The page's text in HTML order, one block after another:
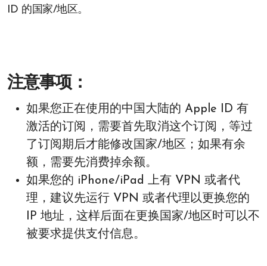
ID 的国家/地区。
注意事项：
如果您正在使用的中国大陆的 Apple ID 有
激活的订阅，需要首先取消这个订阅，等过
了订阅期后才能修改国家/地区；如果有余
额，需要先消费掉余额。
如果您的 iPhone/iPad 上有 VPN 或者代
理，建议先运行 VPN 或者代理以更换您的
IP 地址，这样后面在更换国家/地区时可以不
被要求提供支付信息。